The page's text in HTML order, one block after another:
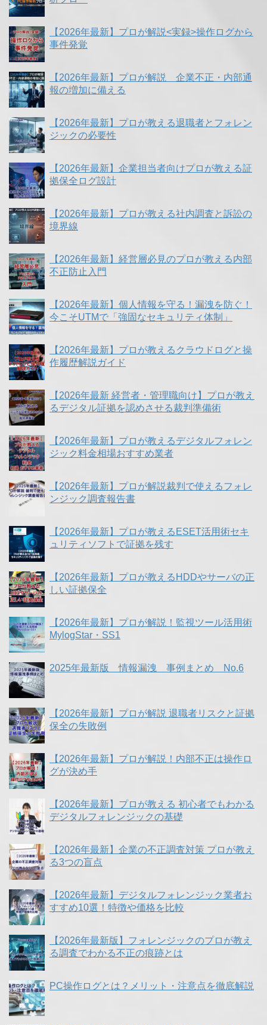
【2026年最新】プロが解説<実録>操作ログから
事件発覚
【2026年最新】プロが解説 企業不正・内部通
報の増加に備える
【2026年最新】プロが教える退職者とフォレン
ジックの必要性
【2026年最新】企業担当者向けプロが教える証
拠保全ログ設計
【2026年最新】プロが教える社内調査と訴訟の
境界線
【2026年最新】経営層必見のプロが教える内部
不正防止入門
【2026年最新】個人情報を守る！漏洩を防ぐ！
今こそUTMで「強固なセキュリティ体制」
【2026年最新】プロが教えるクラウドログと操
作履歴解説ガイド
【2026年最新 経営者・管理職向け】プロが教え
るデジタル証拠を認めさせる裁判準備術
【2026年最新】プロが教えるデジタルフォレン
ジック料金相場おすすめ業者
【2026年最新】プロが解説裁判で使えるフォレ
ンジック調査報告書
【2026年最新】プロが教えるESET活用術セキ
ュリティソフトで証拠を残す
【2026年最新】プロが教えるHDDやサーバの正
しい証拠保全
【2026年最新】プロが解説！監視ツール活用術
MylogStar・SS1
2025年最新版 情報漏洩 事例まとめ No.6
【2026年最新】プロが解説 退職者リスクと証拠
保全の失敗例
【2026年最新】プロが解説！内部不正は操作ロ
グが決め手
【2026年最新】プロが教える 初心者でもわかる
デジタルフォレンジックの基礎
【2026年最新】企業の不正調査対策 プロが教え
る3つの盲点
【2026年最新】デジタルフォレンジック業者お
すすめ10選！特徴や価格を比較
【2026年最新版】フォレンジックのプロが教え
る調査でわかる不正の痕跡とは
PC操作ログとは？メリット・注意点を徹底解説